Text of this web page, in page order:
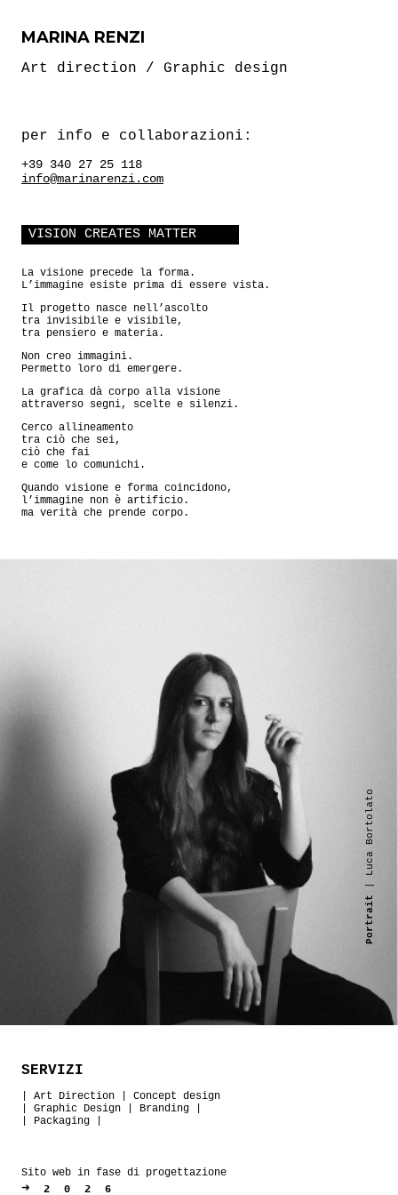
MARINA RENZI
Art direction / Graphic design
per info e collaborazioni:
+39 340 27 25 118
info@marinarenzi.com
VISION CREATES MATTER
La visione precede la forma.
L’immagine esiste prima di essere vista.
Il progetto nasce nell’ascolto
tra invisibile e visibile,
tra pensiero e materia.
Non creo immagini.
Permetto loro di emergere.
La grafica dà corpo alla visione
attraverso segni, scelte e silenzi.
Cerco allineamento
tra ciò che sei,
ciò che fai
e come lo comunichi.
Quando visione e forma coincidono,
l’immagine non è artificio.
ma verità che prende corpo.
SERVIZI
Art Direction
Concept design
Graphic Design Branding
Packaging
Sito web in fase di progettazione
➜ 2026
Portrait
| Luca Bortolato